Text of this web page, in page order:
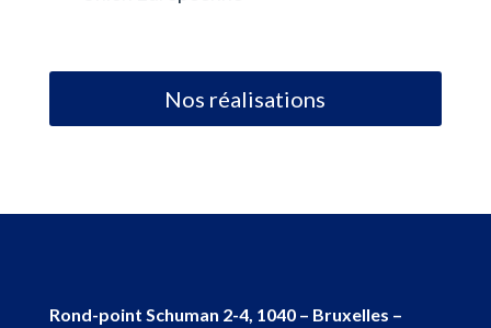
Nos réalisations
Rond-point Schuman 2-4, 1040 – Bruxelles –